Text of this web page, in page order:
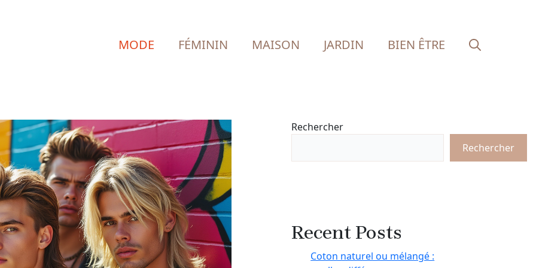
MODE FÉMININ MAISON JARDIN BIEN ÊTRE
Rechercher
Rechercher
Recent Posts
Coton naturel ou mélangé :